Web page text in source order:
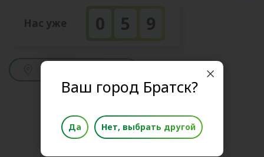
Нас уже 0 5 9
Ваш город Братск?
Да Нет, выбрать другой